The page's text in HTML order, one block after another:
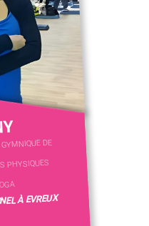
DE
PHYSIQUES
À EVREUX